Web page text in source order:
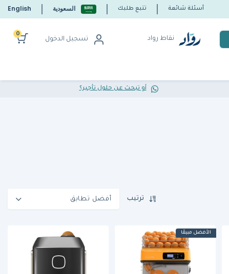
أسئلة شائعة تتبع طلبك السعودية English
نقاط رواد تسجيل الدخول
0
أو تبحث عن حلول تأجير؟
ترتيب أفضل تطابق
الأفضل مبيعًا